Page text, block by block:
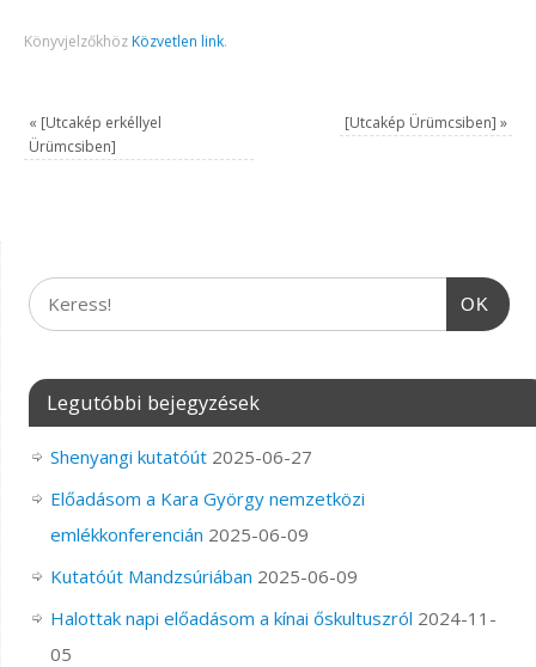
Könyvjelzőkhöz Közvetlen link.
« [Utcakép erkéllyel
Ürümcsiben]
[Utcakép Ürümcsiben] »
OK
Legutóbbi bejegyzések
Shenyangi kutatóút 2025-06-27
Előadásom a Kara György nemzetközi
emlékkonferencián 2025-06-09
Kutatóút Mandzsúriában 2025-06-09
Halottak napi előadásom a kínai őskultuszról 2024-11-
05